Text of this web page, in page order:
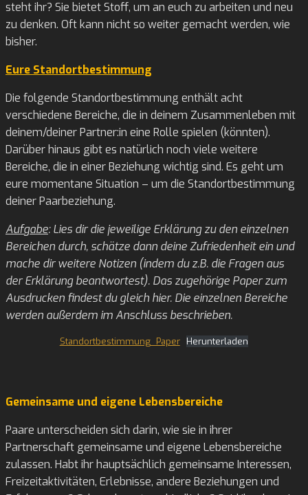
steht ihr? Sie bietet Stoff, um an euch zu arbeiten und neu
zu denken. Oft kann nicht so weiter gemacht werden, wie
bisher.
Eure Standortbestimmung
Die folgende Standortbestimmung enthält acht
verschiedene Bereiche, die in deinem Zusammenleben mit
deinem/deiner Partner:in eine Rolle spielen (könnten).
Darüber hinaus gibt es natürlich noch viele weitere
Bereiche, die in einer Beziehung wichtig sind. Es geht um
eure momentane Situation – um die Standortbestimmung
deiner Paarbeziehung.
Aufgabe: Lies dir die jeweilige Erklärung zu den einzelnen
Bereichen durch, schätze dann deine Zufriedenheit ein und
mache dir weitere Notizen (indem du z.B. die Fragen aus
der Erklärung beantwortest). Das zugehörige Paper zum
Ausdrucken findest du gleich hier. Die einzelnen Bereiche
werden außerdem im Anschluss beschrieben.
Standortbestimmung_Paper Herunterladen
Gemeinsame und eigene Lebensbereiche
Paare unterscheiden sich darin, wie sie in ihrer
Partnerschaft gemeinsame und eigene Lebensbereiche
zulassen. Habt ihr hauptsächlich gemeinsame Interessen,
Freizeitaktivitäten, Erlebnisse, andere Beziehungen und